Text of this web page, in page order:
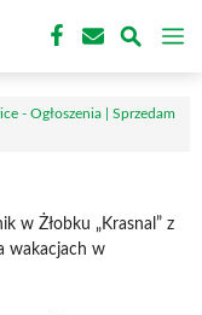
- Ogłoszenia | Sprzedam
w Żłobku „Krasnal” z
wakacjach w